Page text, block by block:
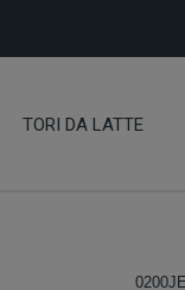
TORI DA LATTE